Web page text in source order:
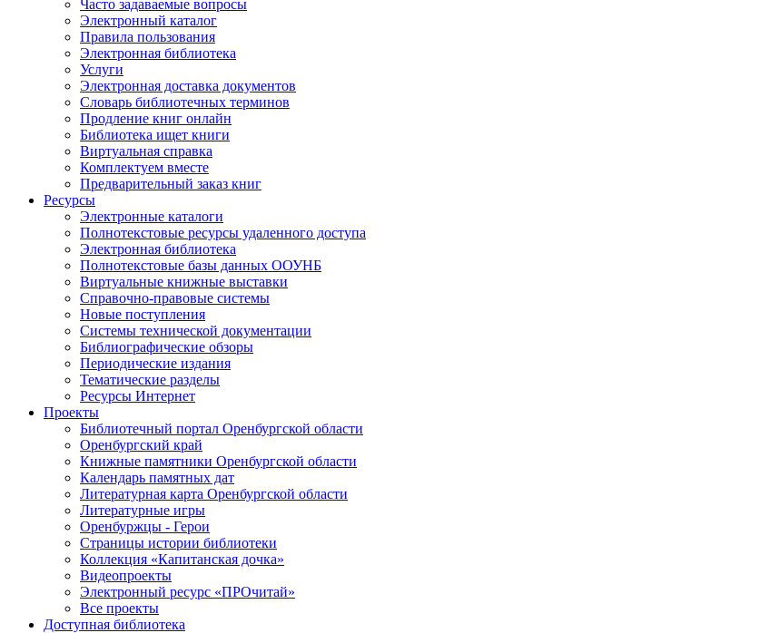
Часто задаваемые вопросы
Электронный каталог
Правила пользования
Электронная библиотека
Услуги
Электронная доставка документов
Словарь библиотечных терминов
Продление книг онлайн
Библиотека ищет книги
Виртуальная справка
Комплектуем вместе
Предварительный заказ книг
Ресурсы
Электронные каталоги
Полнотекстовые ресурсы удаленного доступа
Электронная библиотека
Полнотекстовые базы данных ООУНБ
Виртуальные книжные выставки
Справочно-правовые системы
Новые поступления
Cистемы технической документации
Библиографические обзоры
Периодические издания
Тематические разделы
Ресурсы Интернет
Проекты
Библиотечный портал Оренбургской области
Оренбургский край
Книжные памятники Оренбургской области
Календарь памятных дат
Литературная карта Оренбургской области
Литературные игры
Оренбуржцы - Герои
Страницы истории библиотеки
Коллекция «Капитанская дочка»
Видеопроекты
Электронный ресурс «ПРОчитай»
Все проекты
Доступная библиотека